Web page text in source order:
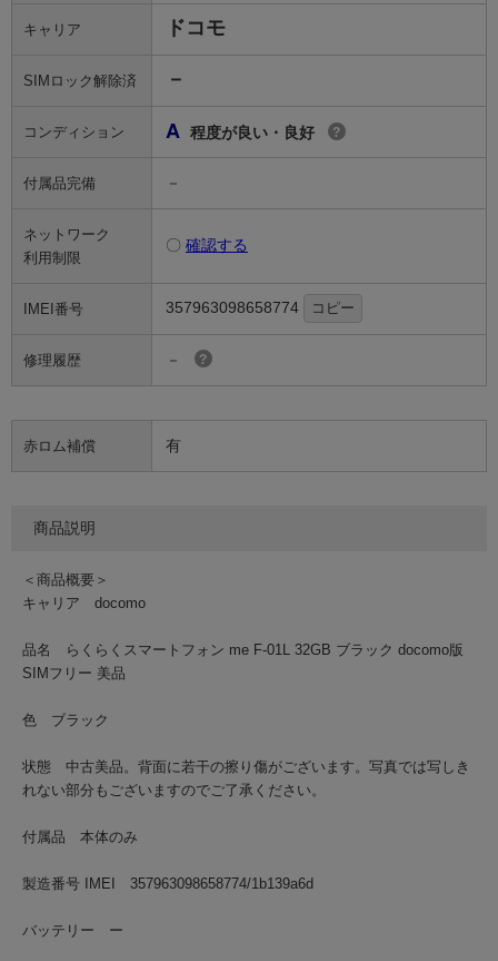
キャリア ドコモ
SIMロック解除済 －
コンディション A 程度が良い・良好 ?
付属品完備 －
ネットワーク
利用制限
〇 確認する
IMEI番号 357963098658774 コピー
修理履歴 － ?
赤ロム補償 有
商品説明
＜商品概要＞
キャリア docomo
品名 らくらくスマートフォン me F-01L 32GB ブラック docomo版
SIMフリー 美品
色 ブラック
状態 中古美品。背面に若干の擦り傷がございます。写真では写しき
れない部分もございますのでご了承ください。
付属品 本体のみ
製造番号 IMEI 357963098658774/1b139a6d
バッテリー ー